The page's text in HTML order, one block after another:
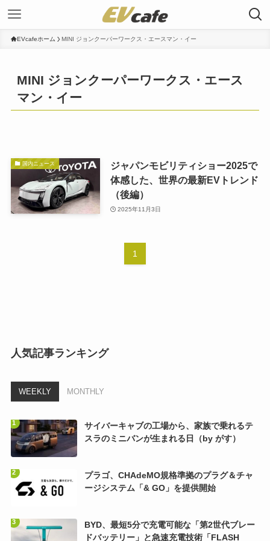
EVcafeホーム MINI ジョンクーパーワークス・エースマン・イー
MINI ジョンクーパーワークス・エース
マン・イー
国内ニュース
ジャパンモビリティショー2025で
体感した、世界の最新EVトレンド
（後編）
2025年11月3日
1
人気記事ランキング
WEEKLY MONTHLY
サイバーキャブの工場から、家族で乗れるテ
スラのミニバンが生まれる日（by がす）
プラゴ、CHAdeMO規格準拠のプラグ＆チャ
ージシステム「& GO」を提供開始
BYD、最短5分で充電可能な「第2世代ブレー
ドバッテリー」と急速充電技術「FLASH